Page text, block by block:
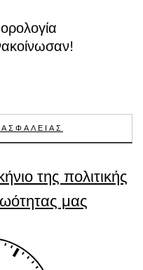
της πολιτικής
μας